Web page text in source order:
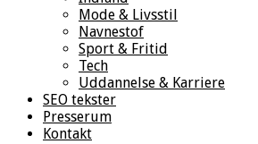
Mode & Livsstil
Navnestof
Sport & Fritid
Tech
Uddannelse & Karriere
SEO tekster
Presserum
Kontakt